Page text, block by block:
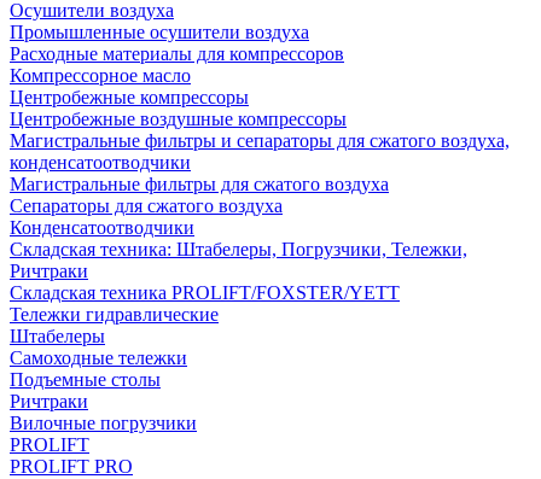
Осушители воздуха
Промышленные осушители воздуха
Расходные материалы для компрессоров
Компрессорное масло
Центробежные компрессоры
Центробежные воздушные компрессоры
Магистральные фильтры и сепараторы для сжатого воздуха,
конденсатоотводчики
Магистральные фильтры для сжатого воздуха
Сепараторы для сжатого воздуха
Конденсатоотводчики
Складская техника: Штабелеры, Погрузчики, Тележки,
Ричтраки
Складская техника PROLIFT/FOXSTER/YETT
Тележки гидравлические
Штабелеры
Самоходные тележки
Подъемные столы
Ричтраки
Вилочные погрузчики
PROLIFT
PROLIFT PRO